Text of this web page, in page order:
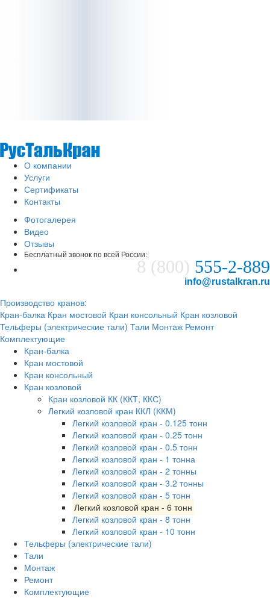
О компании
Услуги
Сертификаты
Контакты
Фотогалерея
Видео
Отзывы
Бесплатный звонок по всей России:
8 (800) 555-2-889
info@rustalkran.ru
Производство кранов:
Кран-балка Кран мостовой Кран консольный Кран козловой
Тельферы (электрические тали) Тали Монтаж Ремонт
Комплектующие
Кран-балка
Кран мостовой
Кран консольный
Кран козловой
Кран козловой КК (ККТ, ККС)
Легкий козловой кран ККЛ (ККМ)
Легкий козловой кран - 0.125 тонн
Легкий козловой кран - 0.25 тонн
Легкий козловой кран - 0.5 тонн
Легкий козловой кран - 1 тонна
Легкий козловой кран - 2 тонны
Легкий козловой кран - 3.2 тонны
Легкий козловой кран - 5 тонн
Легкий козловой кран - 6 тонн
Легкий козловой кран - 8 тонн
Легкий козловой кран - 10 тонн
Тельферы (электрические тали)
Тали
Монтаж
Ремонт
Комплектующие